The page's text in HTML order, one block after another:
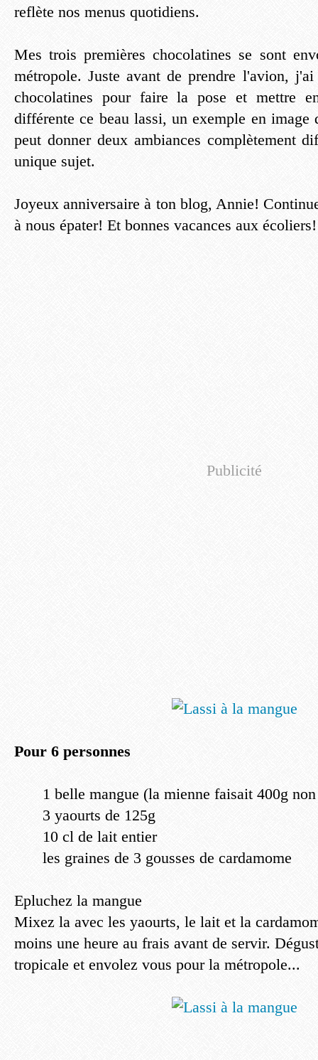
reflète nos menus quotidiens.
Mes trois premières chocolatines se sont
métropole. Juste avant de prendre l'avion,
chocolatines pour faire la pose et mettre
différente ce beau lassi, un exemple en
peut donner deux ambiances complètement
unique sujet.
Joyeux anniversaire à ton blog, Annie!
à nous épater! Et bonnes vacances aux écoliers!
Publicité
Pour 6 personnes
1 belle mangue (la mienne faisait 400g
3 yaourts de 125g
10 cl de lait entier
les graines de 3 gousses de cardamome
Epluchez la mangue
Mixez la avec les yaourts, le lait et la
moins une heure au frais avant de servir.
tropicale et envolez vous pour la métropole...